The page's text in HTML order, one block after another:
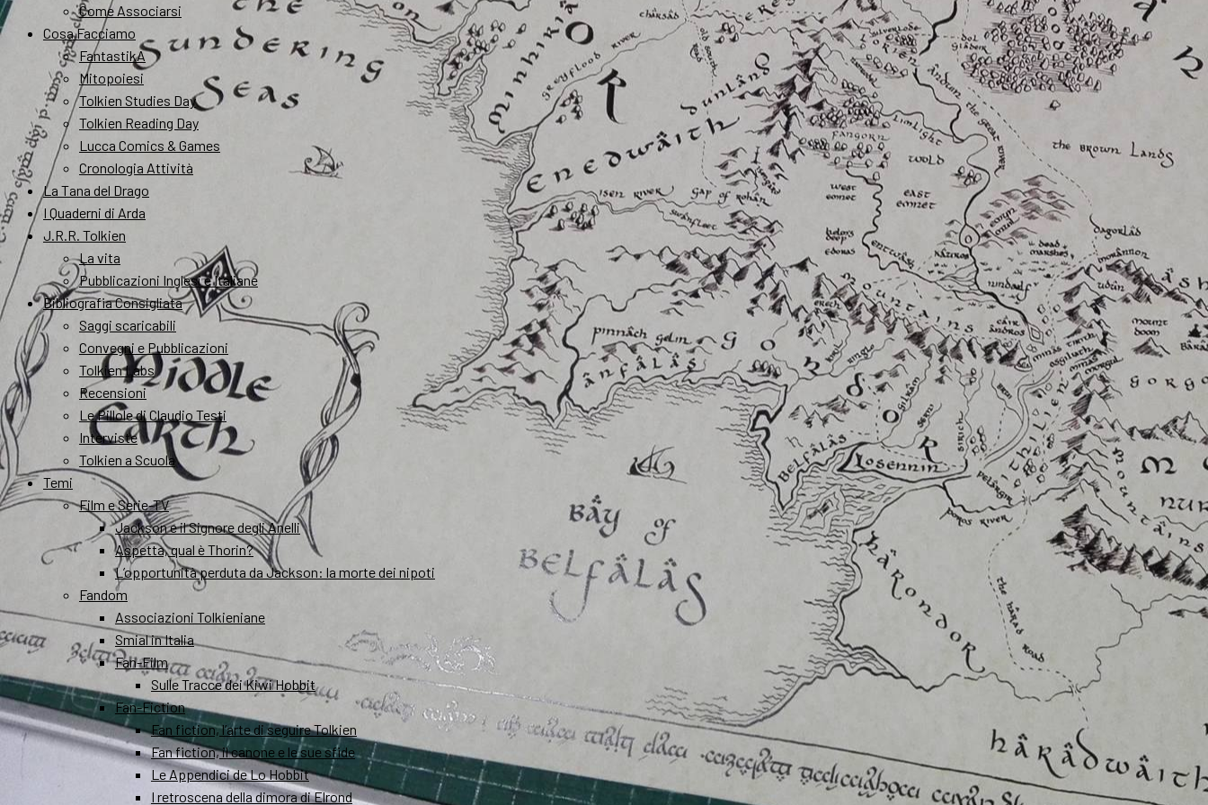
Come Associarsi
Cosa Facciamo
FantastikA
Mitopoiesi
Tolkien Studies Day
Tolkien Reading Day
Lucca Comics & Games
Cronologia Attività
La Tana del Drago
I Quaderni di Arda
J.R.R. Tolkien
La vita
Pubblicazioni Inglesi e Italiane
Bibliografia Consigliata
Saggi scaricabili
Convegni e Pubblicazioni
Tolkien Labs
Recensioni
Le Pillole di Claudio Testi
Interviste
Tolkien a Scuola
Temi
Film e Serie-TV
Jackson e il Signore degli Anelli
Aspetta, qual è Thorin?
L’opportunità perduta da Jackson: la morte dei nipoti
Fandom
Associazioni Tolkieniane
Smial in Italia
Fan-Film
Sulle Tracce dei Kiwi Hobbit
Fan-Fiction
Fan fiction, l’arte di seguire Tolkien
Fan fiction, il canone e le sue sfide
Le Appendici de Lo Hobbit
I retroscena della dimora di Elrond